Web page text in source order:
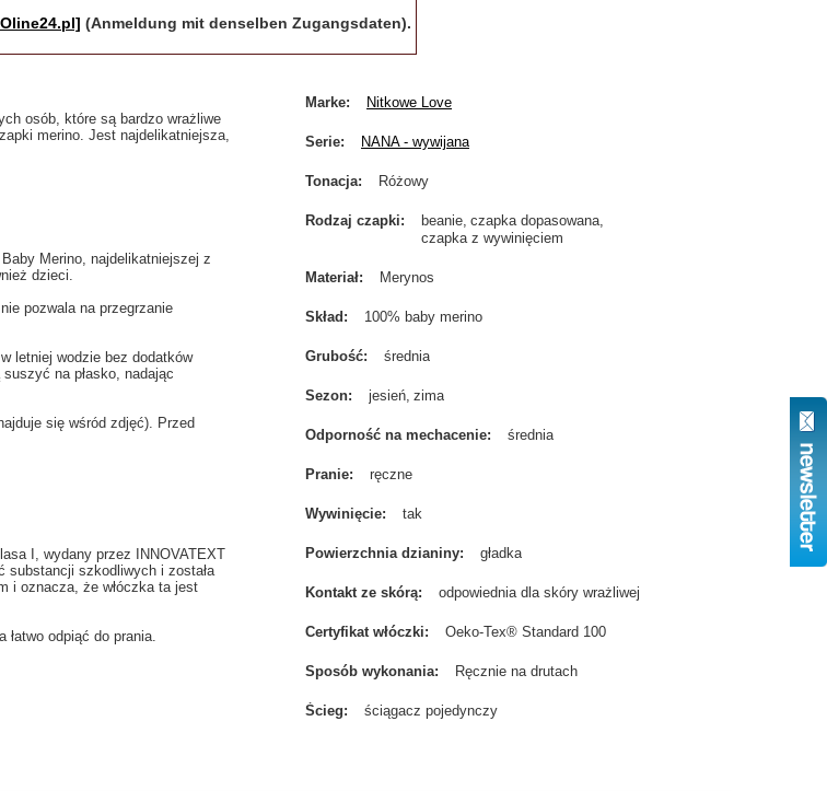
(Anmeldung mit denselben Zugangsdaten).
osób, które są bardzo wrażliwe
merino. Jest najdelikatniejsza,
Merino, najdelikatniejszej z
dzieci.
pozwala na przegrzanie
letniej wodzie bez dodatków
na płasko, nadając
się wśród zdjęć). Przed
I, wydany przez INNOVATEXT
substancji szkodliwych i została
i oznacza, że włóczka ta jest
odpiąć do prania.
Marke Nitkowe Love
Serie NANA - wywijana
Tonacja Różowy
Rodzaj czapki beanie czapka dopasowana
czapka z wywinięciem
Materiał Merynos
Skład 100% baby merino
Grubość średnia
Sezon jesień zima
Odporność na mechacenie średnia
Pranie ręczne
Wywinięcie tak
Powierzchnia dzianiny gładka
Kontakt ze skórą odpowiednia dla skóry wrażliwej
Certyfikat włóczki Oeko-Tex® Standard 100
Sposób wykonania Ręcznie na drutach
Ścieg ściągacz pojedynczy